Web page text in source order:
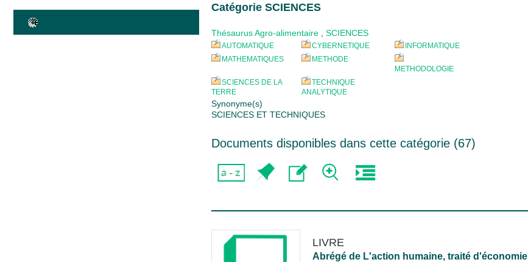
Catégorie SCIENCES
Thésaurus Agro-alimentaire SCIENCES
AUTOMATIQUE CYBERNETIQUE
INFORMATIQUE
MATHEMATIQUES
METHODE
METHODOLOGIE
SCIENCES DE LA
TERRE
TECHNIQUE
ANALYTIQUE
Synonyme(s)
SCIENCES ET TECHNIQUES
Documents disponibles dans cette catégorie (67)
LIVRE
Abrégé de L'action humaine, traité d'économie